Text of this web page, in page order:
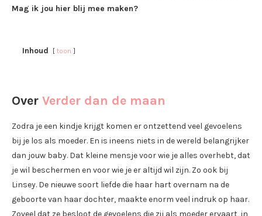
Mag ik jou hier blij mee maken?
Inhoud toon
Over Verder dan de maan
Zodra je een kindje krijgt komen er ontzettend veel gevoelens
bij je los als moeder. En is ineens niets in de wereld belangrijker
dan jouw baby. Dat kleine mensje voor wie je alles overhebt, dat
je wil beschermen en voor wie je er altijd wil zijn. Zo ook bij
Linsey. De nieuwe soort liefde die haar hart overnam na de
geboorte van haar dochter, maakte enorm veel indruk op haar.